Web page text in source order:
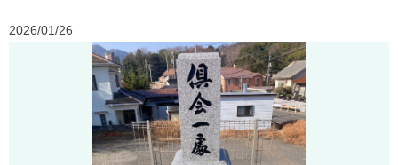
2026/01/26